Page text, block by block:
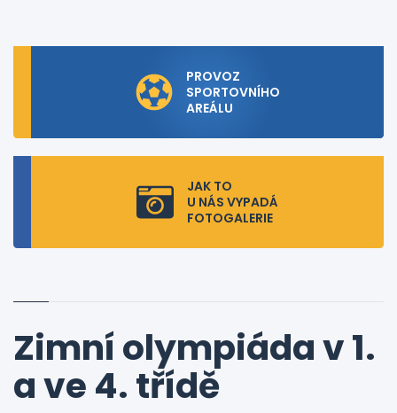
PROVOZ
SPORTOVNÍHO
AREÁLU
JAK TO
U NÁS VYPADÁ
FOTOGALERIE
Zimní olympiáda v 1.
a ve 4. třídě